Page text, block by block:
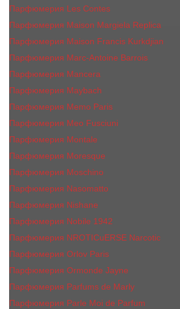
Парфюмерия Les Contes
Парфюмерия Maison Margiela Replica
Парфюмерия Maison Francis Kurkdjian
Парфюмерия Marc-Antoine Barrois
Парфюмерия Mancera
Парфюмерия Maybach
Парфюмерия Memo Paris
Парфюмерия Meo Fusciuni
Парфюмерия Montale
Парфюмерия Moresque
Парфюмерия Moschino
Парфюмерия Nasomatto
Парфюмерия Nishane
Парфюмерия Nobile 1942
Парфюмерия NROTICuERSE Narcotic
Парфюмерия Orlov Paris
Парфюмерия Ormonde Jayne
Парфюмерия Parfums de Marly
Парфюмерия Parle Moi de Parfum